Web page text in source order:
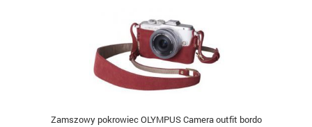
Zamszowy pokrowiec OLYMPUS Camera outfit bordo